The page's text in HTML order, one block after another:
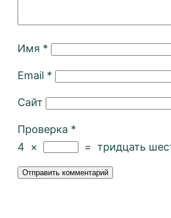
Имя *
Email *
Сайт
Проверка *
4
× = тридцать